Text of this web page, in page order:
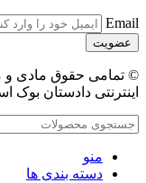
Email
© تمامی حقوق مادی و
اینترنتی دادستان بوک
منو
دسته بندی ها